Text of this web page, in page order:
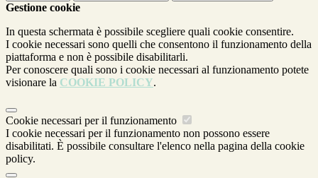
Gestione cookie
In questa schermata è possibile scegliere quali cookie consentire.
I cookie necessari sono quelli che consentono il funzionamento della
piattaforma e non è possibile disabilitarli.
Per conoscere quali sono i cookie necessari al funzionamento potete
visionare la COOKIE POLICY.
Cookie necessari per il funzionamento
I cookie necessari per il funzionamento non possono essere
disabilitati. È possibile consultare l'elenco nella pagina della cookie
policy.